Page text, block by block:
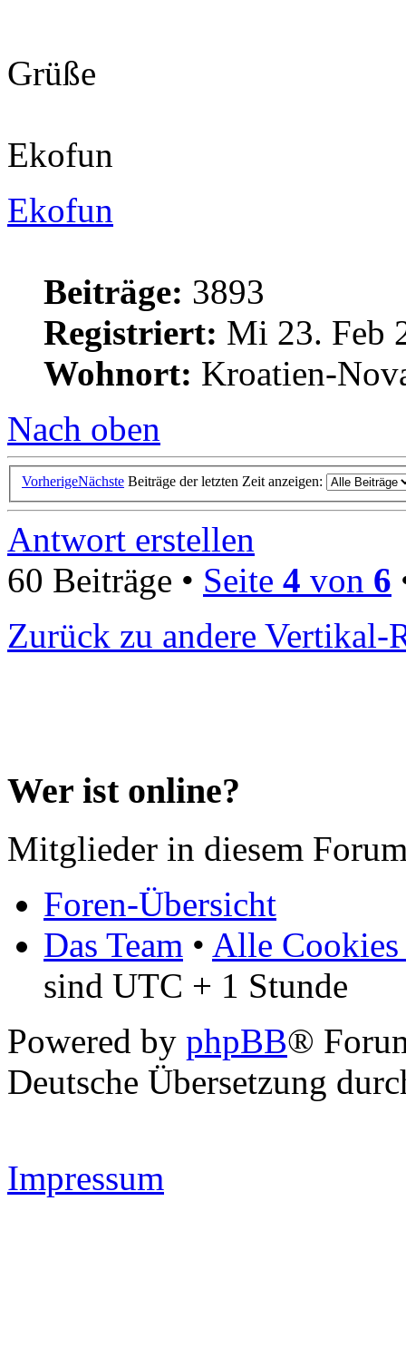
Grüße
Ekofun
Ekofun
Beiträge: 3893
Registriert: Mi 23. Feb
Wohnort: Kroatien-
Nach oben
VorherigeNächste Beiträge der letzten Zeit anzeigen:
Antwort erstellen
60 Beiträge • Seite 4 von 6
Zurück zu andere Vertikal-
Wer ist online?
Mitglieder in diesem
Foren-Übersicht
Das Team • Alle Cookies
sind UTC + 1 Stunde
Powered by phpBB®
Deutsche Übersetzung
Impressum